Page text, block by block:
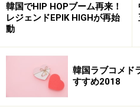
韓国でHIP HOPブーム再来！
レジェンドEPIK HIGHが再始
動
韓国ラブコメド
すすめ2018